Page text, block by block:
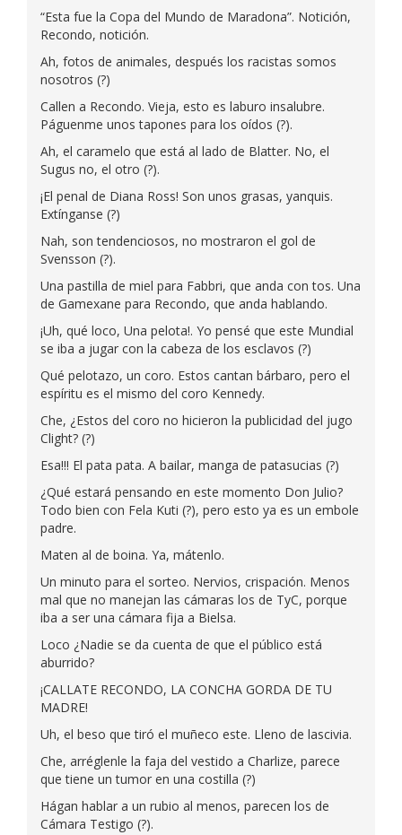
“Esta fue la Copa del Mundo de Maradona”. Notición,
Recondo, notición.
Ah, fotos de animales, después los racistas somos
nosotros (?)
Callen a Recondo. Vieja, esto es laburo insalubre.
Páguenme unos tapones para los oídos (?).
Ah, el caramelo que está al lado de Blatter. No, el
Sugus no, el otro (?).
¡El penal de Diana Ross! Son unos grasas, yanquis.
Extínganse (?)
Nah, son tendenciosos, no mostraron el gol de
Svensson (?).
Una pastilla de miel para Fabbri, que anda con tos. Una
de Gamexane para Recondo, que anda hablando.
¡Uh, qué loco, Una pelota!. Yo pensé que este Mundial
se iba a jugar con la cabeza de los esclavos (?)
Qué pelotazo, un coro. Estos cantan bárbaro, pero el
espíritu es el mismo del coro Kennedy.
Che, ¿Estos del coro no hicieron la publicidad del jugo
Clight? (?)
Esa!!! El pata pata. A bailar, manga de patasucias (?)
¿Qué estará pensando en este momento Don Julio?
Todo bien con Fela Kuti (?), pero esto ya es un embole
padre.
Maten al de boina. Ya, mátenlo.
Un minuto para el sorteo. Nervios, crispación. Menos
mal que no manejan las cámaras los de TyC, porque
iba a ser una cámara fija a Bielsa.
Loco ¿Nadie se da cuenta de que el público está
aburrido?
¡CALLATE RECONDO, LA CONCHA GORDA DE TU
MADRE!
Uh, el beso que tiró el muñeco este. Lleno de lascivia.
Che, arréglenle la faja del vestido a Charlize, parece
que tiene un tumor en una costilla (?)
Hágan hablar a un rubio al menos, parecen los de
Cámara Testigo (?).